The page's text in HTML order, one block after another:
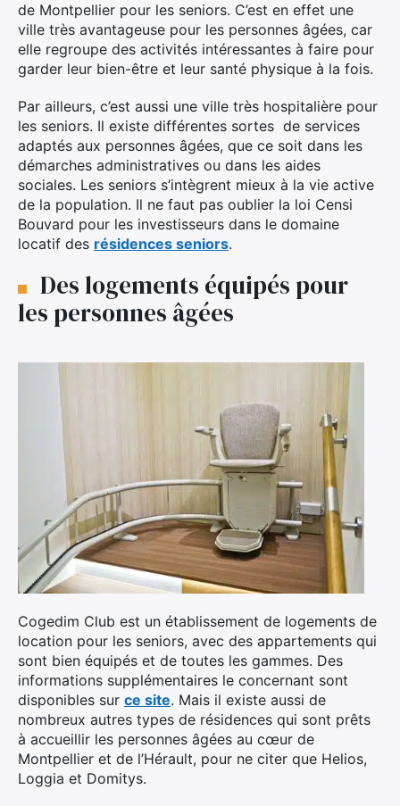
de Montpellier pour les seniors. C’est en effet une
ville très avantageuse pour les personnes âgées, car
elle regroupe des activités intéressantes à faire pour
garder leur bien-être et leur santé physique à la fois.
Par ailleurs, c’est aussi une ville très hospitalière pour
les seniors. Il existe différentes sortes de services
adaptés aux personnes âgées, que ce soit dans les
démarches administratives ou dans les aides
sociales. Les seniors s’intègrent mieux à la vie active
de la population. Il ne faut pas oublier la loi Censi
Bouvard pour les investisseurs dans le domaine
locatif des résidences seniors.
Des logements équipés pour
les personnes âgées
Cogedim Club est un établissement de logements de
location pour les seniors, avec des appartements qui
sont bien équipés et de toutes les gammes. Des
informations supplémentaires le concernant sont
disponibles sur ce site. Mais il existe aussi de
nombreux autres types de résidences qui sont prêts
à accueillir les personnes âgées au cœur de
Montpellier et de l’Hérault, pour ne citer que Helios,
Loggia et Domitys.